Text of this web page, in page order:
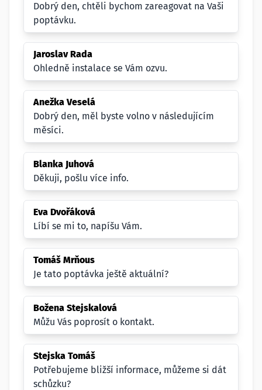
Dobrý den, chtěli bychom zareagovat na Vaši
poptávku.
Jaroslav Rada
Ohledně instalace se Vám ozvu.
Anežka Veselá
Dobrý den, měl byste volno v následujícím
měsíci.
Blanka Juhová
Děkuji, pošlu více info.
Eva Dvořáková
Líbí se mi to, napíšu Vám.
Tomáš Mrňous
Je tato poptávka ještě aktuální?
Božena Stejskalová
Můžu Vás poprosít o kontakt.
Stejska Tomáš
Potřebujeme bližší informace, můžeme si dát
schůzku?